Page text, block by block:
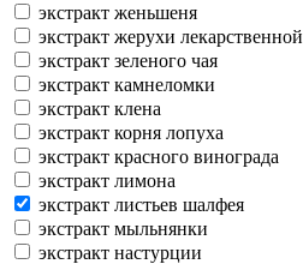
экстракт женьшеня
экстракт жерухи лекарственной
экстракт зеленого чая
экстракт камнеломки
экстракт клена
экстракт корня лопуха
экстракт красного винограда
экстракт лимона
экстракт листьев шалфея
экстракт мыльнянки
экстракт настурции